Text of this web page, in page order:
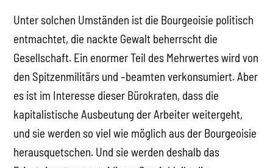
Unter solchen Umständen ist die Bourgeoisie politisch
entmachtet, die nackte Gewalt beherrscht die
Gesellschaft. Ein enormer Teil des Mehrwertes wird von
den Spitzenmilitärs und –beamten verkonsumiert. Aber
es ist im Interesse dieser Bürokraten, dass die
kapitalistische Ausbeutung der Arbeiter weitergeht,
und sie werden so viel wie möglich aus der Bourgeoisie
herausquetschen. Und sie werden deshalb das